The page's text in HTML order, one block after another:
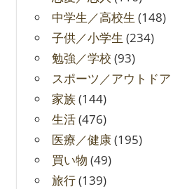
中学生／高校生 (148)
子供／小学生 (234)
勉強／学校 (93)
スポーツ／アウトドア
家族(144)
生活(476)
医療／健康(195)
買い物 (49)
旅行(139)